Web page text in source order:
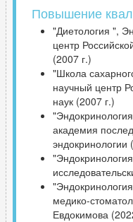
Повышение
"Диетология ",
центр
(2007 г.)
"Школа
научный центр
наук (2007 г.)
академия
эндокринологии
медико-
Евдокимова